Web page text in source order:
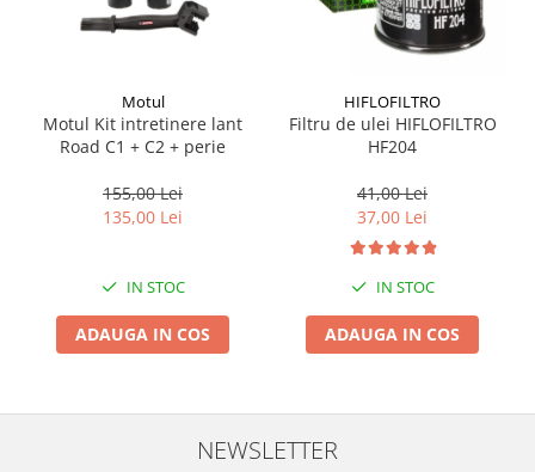
Motul
Motul Kit intretinere lant
Road C1 + C2 + perie
155,00 Lei
135,00 Lei
IN STOC
ADAUGA IN COS
HIFLOFILTRO
Filtru de ulei HIFLOFILTRO
HF204
41,00 Lei
37,00 Lei
IN STOC
ADAUGA IN COS
NEWSLETTER